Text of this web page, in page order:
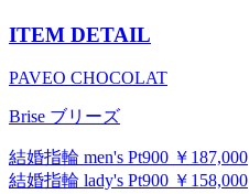
ITEM DETAIL
PAVEO CHOCOLAT
Brise ブリーズ
結婚指輪 men's Pt900 ￥187,000
結婚指輪 lady's Pt900 ￥158,000